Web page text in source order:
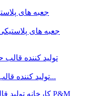
جعبه های
تولید کننده قالب حرفه ای برای انواع سبک...